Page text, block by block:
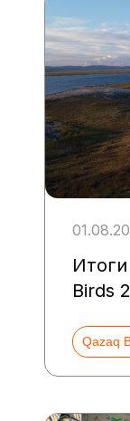
Birds
Qazaq